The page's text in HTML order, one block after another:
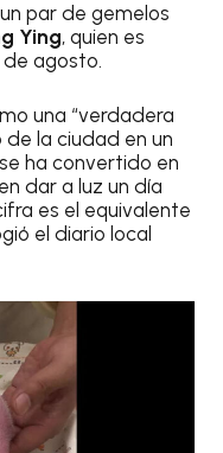
par de gemelos
Ying, quien es
de agosto.
una “verdadera
la ciudad en un
se ha convertido en
dar a luz un día
es el equivalente
el diario local